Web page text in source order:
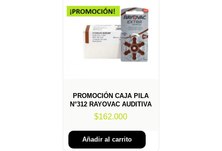
PROMOCIÓN CAJA PILA
N°312 RAYOVAC AUDITIVA
$162.000
Añadir al carrito